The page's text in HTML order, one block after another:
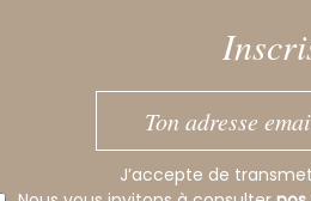
J’accepte de